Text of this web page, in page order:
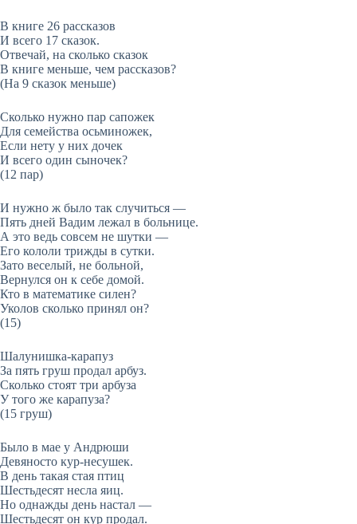
В книге 26 рассказов
И всего 17 сказок.
Отвечай, на сколько сказок
В книге меньше, чем рассказов?
(На 9 сказок меньше)
Сколько нужно пар сапожек
Для семейства осьминожек,
Если нету у них дочек
И всего один сыночек?
(12 пар)
И нужно ж было так случиться —
Пять дней Вадим лежал в больнице.
А это ведь совсем не шутки —
Его кололи трижды в сутки.
Зато веселый, не больной,
Вернулся он к себе домой.
Кто в математике силен?
Уколов сколько принял он?
(15)
Шалунишка-карапуз
За пять груш продал арбуз.
Сколько стоят три арбуза
У того же карапуза?
(15 груш)
Было в мае у Андрюши
Девяносто кур-несушек.
В день такая стая птиц
Шестьдесят несла яиц.
Но однажды день настал —
Шестьдесят он кур продал.